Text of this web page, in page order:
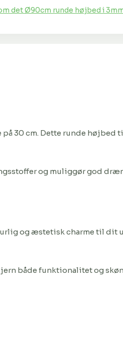
det Ø90cm runde højbed i
30 cm. Dette runde højbed
og muliggør god
og æstetisk charme til dit
både funktionalitet og